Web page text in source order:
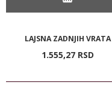
LAJSNA ZADNJIH VRATA
1.555,27 RSD